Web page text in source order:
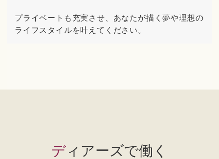
プライベートも充実させ、あなたが描く夢や理想の
ライフスタイルを叶えてください。
ディアーズで働く